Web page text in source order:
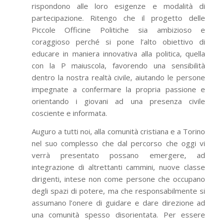
rispondono alle loro esigenze e modalità di
partecipazione. Ritengo che il progetto delle
Piccole Officine Politiche sia ambizioso e
coraggioso perché si pone l’alto obiettivo di
educare in maniera innovativa alla politica, quella
con la P maiuscola, favorendo una sensibilità
dentro la nostra realtà civile, aiutando le persone
impegnate a confermare la propria passione e
orientando i giovani ad una presenza civile
cosciente e informata.
Auguro a tutti noi, alla comunità cristiana e a Torino
nel suo complesso che dal percorso che oggi vi
verrà presentato possano emergere, ad
integrazione di altrettanti cammini, nuove classe
dirigenti, intese non come persone che occupano
degli spazi di potere, ma che responsabilmente si
assumano l’onere di guidare e dare direzione ad
una comunità spesso disorientata. Per essere